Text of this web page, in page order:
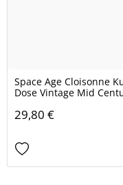
Space Age Cloisonne
Dose Vintage Mid
29,80 €